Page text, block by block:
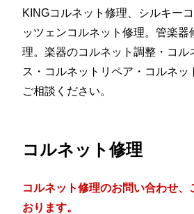
KINGコルネット修理、シルキー
ッツェンコルネット修理。管楽器
理。楽器のコルネット調整・コル
ス・コルネットリペア・コルネッ
ご相談ください。
コルネット修理
コルネット修理のお問い合わせ、
おります。